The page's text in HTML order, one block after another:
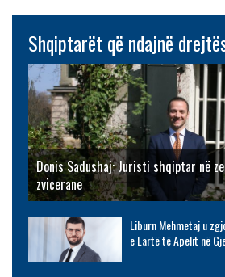
Shqiptarët që ndajnë
Donis Sadushaj: Juristi shqiptar në
zvicerane
Liburn Mehmetaj u
e Lartë të Apelit në